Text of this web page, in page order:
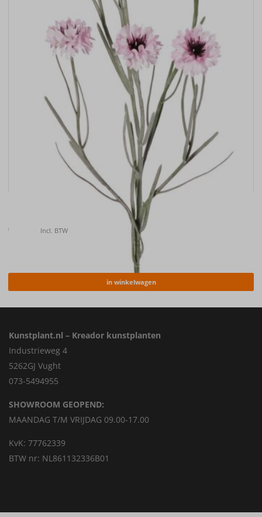
Kunstbloem Korenbloem (Centaurea cyanus) , 66cm
€ Incl. BTW
in winkelwagen
Kunstplant.nl – Kreador kunstplanten
Industrieweg 4
5262GJ Vught
073-5494955
SHOWROOM GEOPEND:
MAANDAG T/M VRIJDAG 09.00-17.00
KvK: 77762339
BTW nr: NL861132336B01